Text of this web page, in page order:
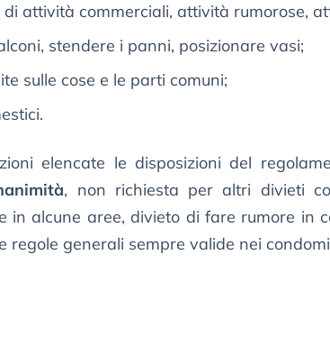
di attività commerciali, attività rumorose,
stendere i panni, posizionare vasi;
sulle cose e le parti comuni;
elencate le disposizioni del
, non richiesta per altri divieti
in alcune aree, divieto di fare rumore in
regole generali sempre valide nei